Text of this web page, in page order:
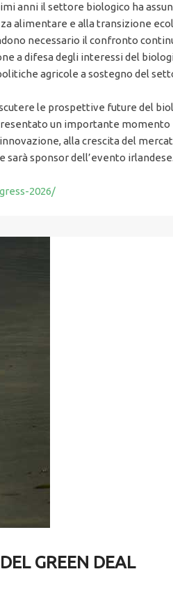
anni il settore biologico ha
alimentare e alla transizione
necessario il confronto
a difesa degli interessi del
agricole a sostegno del
le prospettive future del
un importante
alla crescita del
sponsor dell’evento irlandese.
2026/
GREEN DEAL